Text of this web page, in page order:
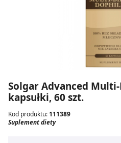
Solgar Advanced
kapsułki, 60 szt.
Kod produktu: 111389
Suplement diety